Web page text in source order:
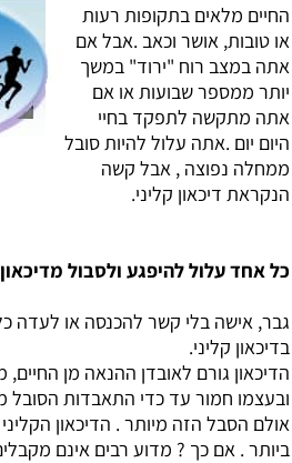
החיים מלאים בתקופות רעות
או טובות, אושר וכאב .אבל אם
אתה במצב רוח "ירוד" במשך
יותר ממספר שבועות או אם
אתה מתקשה לתפקד בחיי
היום יום .אתה עלול להיות סובל
ממחלה נפוצה , אבל קשה
הנקראת דיכאון קליני.
כל אחד עלול להיפגע ולסבול
גבר, אישה בלי קשר להכנסה או לעדה
בדיכאון קליני.
הדיכאון גורם לאובדן ההנאה מן
ובעצמו חמור עד כדי התאבדות הסובל
אולם הסבל הזה מיותר . הדיכאון
ביותר . אם כך ? מדוע רבים אינם